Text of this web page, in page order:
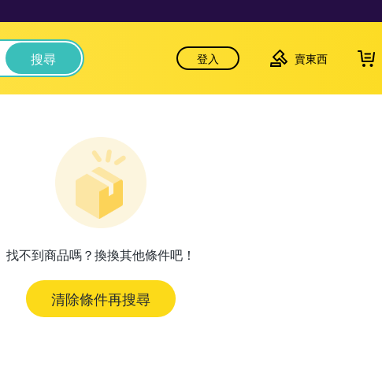
搜尋 登入 賣東西
找不到商品嗎？換換其他條件吧！
清除條件再搜尋